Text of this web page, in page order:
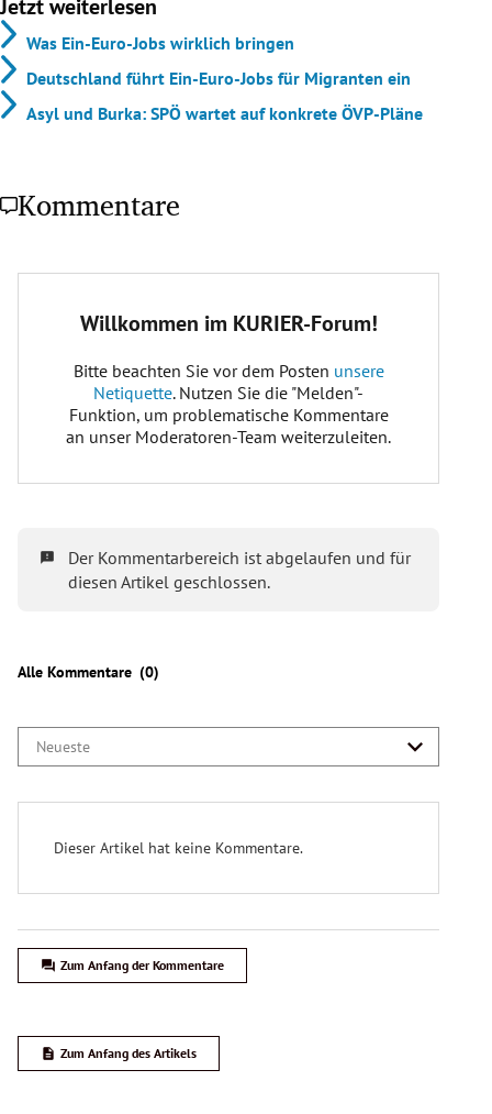
Jetzt weiterlesen
Was Ein-Euro-Jobs wirklich bringen
Deutschland führt Ein-Euro-Jobs für Migranten ein
Asyl und Burka: SPÖ wartet auf konkrete ÖVP-Pläne
Kommentare